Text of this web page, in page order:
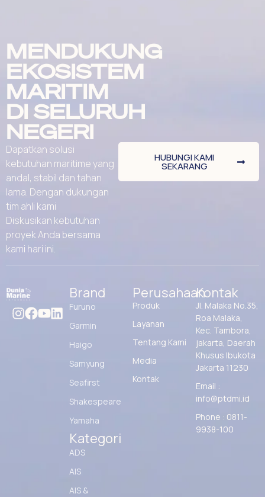
MENDUKUNG
EKOSISTEM
MARITIM
DI SELURUH
NEGERI
Dapatkan solusi
kebutuhan maritime yang
andal, stabil dan tahan
lama. Dengan dukungan
tim ahli kami
Diskusikan kebutuhan
proyek Anda bersama
kami hari ini.
HUBUNGI KAMI
SEKARANG
Brand
Furuno
Garmin
Haigo
Samyung
Seafirst
Shakespeare
Yamaha
Kategori
ADS
AIS
AIS &
Perusahaan
Produk
Layanan
Tentang Kami
Media
Kontak
Kontak
Jl. Malaka No.35,
Roa Malaka,
Kec. Tambora,
jakarta, Daerah
Khusus Ibukota
Jakarta 11230
Email :
info@ptdmi.id
Phone : 0811-
9938-100